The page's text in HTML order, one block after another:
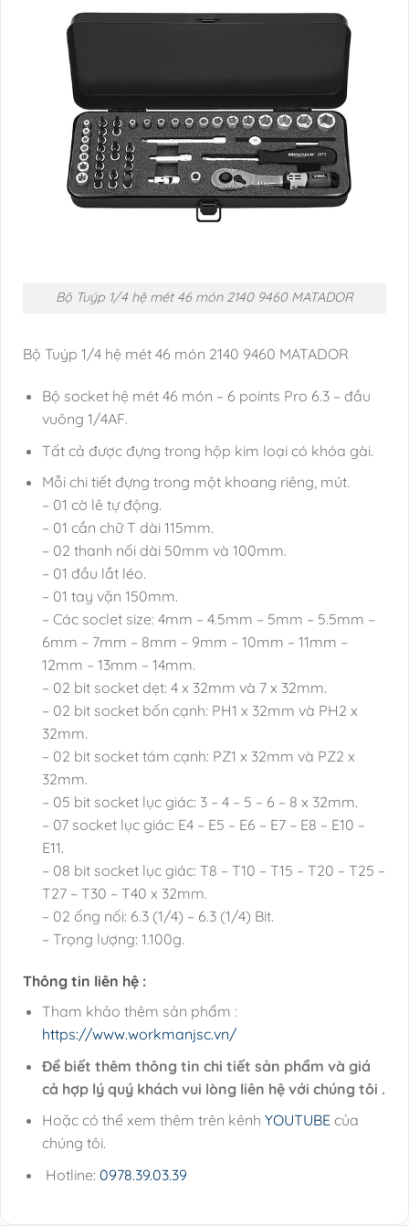
Bộ Tuýp 1/4 hệ mét 46 món 2140 9460 MATADOR
Bộ Tuýp 1/4 hệ mét 46 món 2140 9460 MATADOR
Bộ socket hệ mét 46 món – 6 points Pro 6.3 – đầu
vuông 1/4AF.
Tất cả được đựng trong hộp kim loại có khóa gài.
Mỗi chi tiết đựng trong một khoang riêng, mút.
– 01 cờ lê tự động.
– 01 cần chữ T dài 115mm.
– 02 thanh nối dài 50mm và 100mm.
– 01 đầu lắt léo.
– 01 tay vặn 150mm.
– Các soclet size: 4mm – 4.5mm – 5mm – 5.5mm –
6mm – 7mm – 8mm – 9mm – 10mm – 11mm –
12mm – 13mm – 14mm.
– 02 bit socket dẹt: 4 x 32mm và 7 x 32mm.
– 02 bit socket bốn cạnh: PH1 x 32mm và PH2 x
32mm.
– 02 bit socket tám cạnh: PZ1 x 32mm và PZ2 x
32mm.
– 05 bit socket lục giác: 3 – 4 – 5 – 6 – 8 x 32mm.
– 07 socket lục giác: E4 – E5 – E6 – E7 – E8 – E10 –
E11.
– 08 bit socket lục giác: T8 – T10 – T15 – T20 – T25 –
T27 – T30 – T40 x 32mm.
– 02 ống nối: 6.3 (1/4) – 6.3 (1/4) Bit.
– Trọng lượng: 1.100g.
Thông tin liên hệ :
Tham khảo thêm sản phẩm :
https://www.workmanjsc.vn/
Để biết thêm thông tin chi tiết sản phẩm và giá
cả hợp lý quý khách vui lòng liên hệ với chúng tôi .
Hoặc có thể xem thêm trên kênh YOUTUBEcủa
chúng tôi.
Hotline: 0978.39.03.39